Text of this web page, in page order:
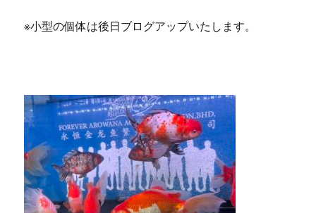
※小型の個体は後日ブログアップいたします。